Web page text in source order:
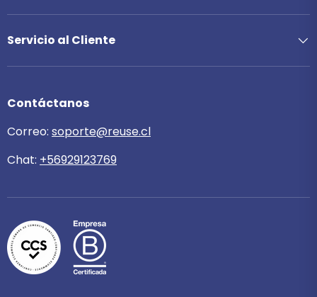
Servicio al Cliente
Contáctanos
Correo: soporte@reuse.cl
Chat: +56929123769